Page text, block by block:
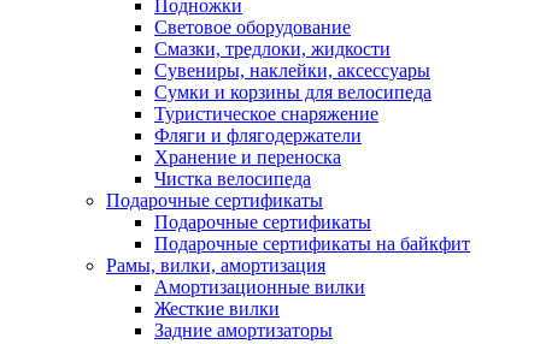
Подножки
Световое оборудование
Смазки, тредлоки, жидкости
Сувениры, наклейки, аксессуары
Сумки и корзины для велосипеда
Туристическое снаряжение
Фляги и флягодержатели
Хранение и переноска
Чистка велосипеда
Подарочные сертификаты
Подарочные сертификаты
Подарочные сертификаты на байкфит
Рамы, вилки, амортизация
Амортизационные вилки
Жесткие вилки
Задние амортизаторы